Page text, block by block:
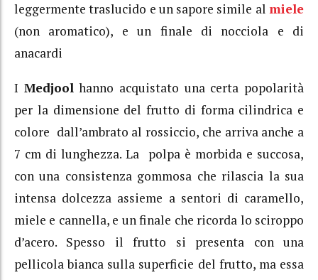
leggermente traslucido e un sapore simile al miele
(non aromatico), e un finale di nocciola e di
anacardi
I Medjoolhanno acquistato una certa popolarità
per la dimensione del frutto di forma cilindrica e
colore dall’ambrato al rossiccio, che arriva anche a
7 cm di lunghezza. La polpa è morbida e succosa,
con una consistenza gommosa che rilascia la sua
intensa dolcezza assieme a sentori di caramello,
miele e cannella, e un finale che ricorda lo sciroppo
d’acero. Spesso il frutto si presenta con una
pellicola bianca sulla superficie del frutto, ma essa